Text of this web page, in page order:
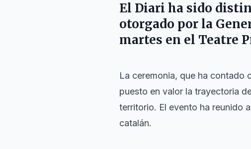
El Diari ha sido
otorgado por la
martes en el Teatre
La ceremonia, que ha contado
puesto en valor la trayectoria
territorio. El evento ha reunido
catalán.